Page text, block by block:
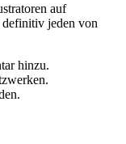
auf
definitiv jeden von
hinzu.